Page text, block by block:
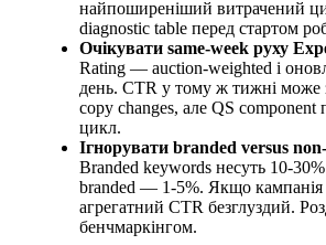
найпоширеніший витрачений
diagnostic table перед стартом
Очікувати same-week руху
Rating — auction-weighted і
день. CTR у тому ж тижні може
copy changes, але QS component
цикл.
Ігнорувати branded versus
Branded keywords несуть 10-
branded — 1-5%. Якщо кампанія
агрегатний CTR безглуздий.
бенчмаркінгом.